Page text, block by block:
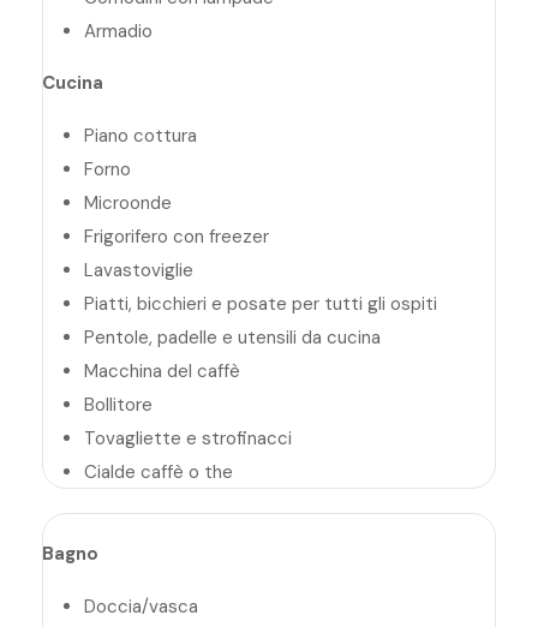
Armadio
Cucina
Piano cottura
Forno
Microonde
Frigorifero con freezer
Lavastoviglie
Piatti, bicchieri e posate per tutti gli ospiti
Pentole, padelle e utensili da cucina
Macchina del caffè
Bollitore
Tovagliette e strofinacci
Cialde caffè o the
Bagno
Doccia/vasca